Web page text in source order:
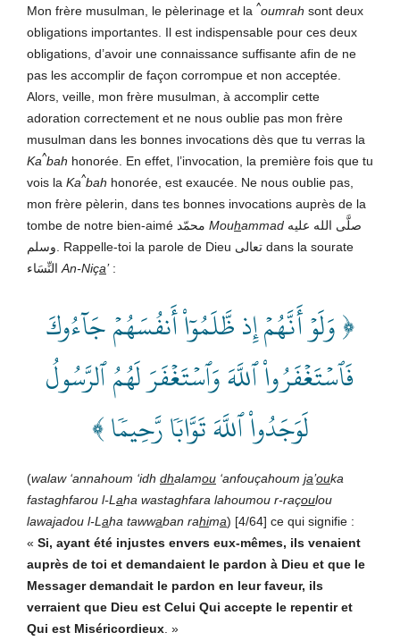
Mon frère musulman, le pèlerinage et la ^oumrah sont deux
obligations importantes. Il est indispensable pour ces deux
obligations, d’avoir une connaissance suffisante afin de ne
pas les accomplir de façon corrompue et non acceptée.
Alors, veille, mon frère musulman, à accomplir cette
adoration correctement et ne nous oublie pas mon frère
musulman dans les bonnes invocations dès que tu verras la
Ka^bah honorée. En effet, l’invocation, la première fois que tu
vois la Ka^bah honorée, est exaucée. Ne nous oublie pas,
mon frère pèlerin, dans tes bonnes invocations auprès de la
Mouhammad
وسلم. Rappelle-toi la parole de Dieu تعالى dans la sourate
النِّسَاء An-Niça’ :
﴿ وَلَوۡ أَنَّهُمۡ إِذ ظَّلَمُوٓاْ أَنفُسَهُمۡ جَآءُوكَ
فَٱسۡتَغۡفَرُواْ ٱللَّهَ وَٱسۡتَغۡفَرَ لَهُمُ ٱلرَّسُولُ
لَوَجَدُواْ ٱللَّهَ تَوَّابٗا رَّحِيمٗا ﴾
(walaw ‘annahoum ‘idh dhalamou ‘anfouçahoum ja’ouka
fastaghfarou l-L aha wastaghfara lahoumou r-raçoulou
lawajadou l-L aha tawwaban rahima) [4/64] ce qui signifie :
« Si, ayant été injustes envers eux-mêmes, ils venaient
auprès de toi et demandaient le pardon à Dieu et que le
Messager demandait le pardon en leur faveur, ils
verraient que Dieu est Celui Qui accepte le repentir et
Qui est Miséricordieux . »